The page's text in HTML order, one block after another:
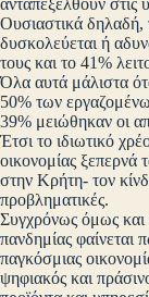
ανταπεξέλθουν στις
Ουσιαστικά δηλαδή,
δυσκολεύεται ή
τους και το 41%
Όλα αυτά μάλιστα
50% των
39% μειώθηκαν οι
Έτσι το ιδιωτικό
οικονομίας ξεπερνά
στην Κρήτη- τον
προβληματικές.
Συγχρόνως όμως και
πανδημίας φαίνεται
παγκόσμιας
ψηφιακός και